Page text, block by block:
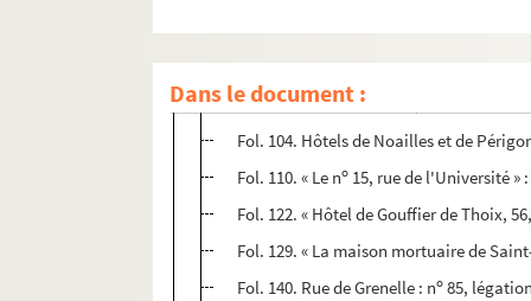
Dans le document :
Fol. 1. « Les maisons du noviciat des
Fol. 24. Rue Saint-Dominique : n
Fol. 57. Hôtel de Brienne, devenu
Fol. 104. Hôtels de Noailles et de
Fol. 110. « Le no 15, rue de l'Université
Fol. 122. « Hôtel de Gouffier de Thoix,
Fol. 129. « La maison mortuaire de
Fol. 140. Rue de Grenelle : no 85,